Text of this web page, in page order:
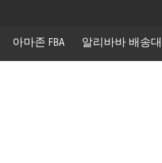
아마존 FBA 알리바바 배송